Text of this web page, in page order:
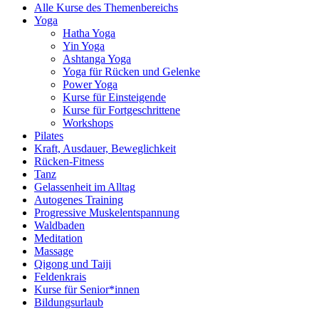
Alle Kurse des Themenbereichs
Yoga
Hatha Yoga
Yin Yoga
Ashtanga Yoga
Yoga für Rücken und Gelenke
Power Yoga
Kurse für Einsteigende
Kurse für Fortgeschrittene
Workshops
Pilates
Kraft, Ausdauer, Beweglichkeit
Rücken-Fitness
Tanz
Gelassenheit im Alltag
Autogenes Training
Progressive Muskelentspannung
Waldbaden
Meditation
Massage
Qigong und Taiji
Feldenkrais
Kurse für Senior*innen
Bildungsurlaub